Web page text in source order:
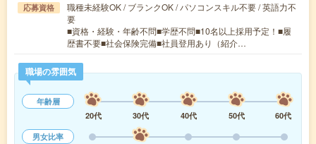
応募資格
職種未経験OK / ブランクOK / パソコンスキル不要 / 英語力不
要
■資格・経験・年齢不問■学歴不問■10名以上採用予定！■履
歴書不要■社会保険完備■社員登用あり（紹介…
職場の雰囲気
年齢層
20代
30代 40代 50代
60代
男女比率